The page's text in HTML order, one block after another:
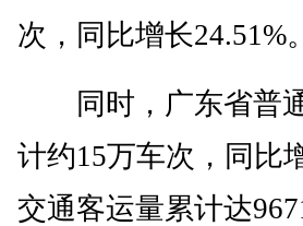
次，同比增长24.51%。
同时，广东省普通
计约15万车次，同比
交通客运量累计达